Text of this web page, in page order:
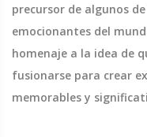
precursor de algunos
emocionantes del
homenaje a la idea de
fusionarse para crear
memorables y